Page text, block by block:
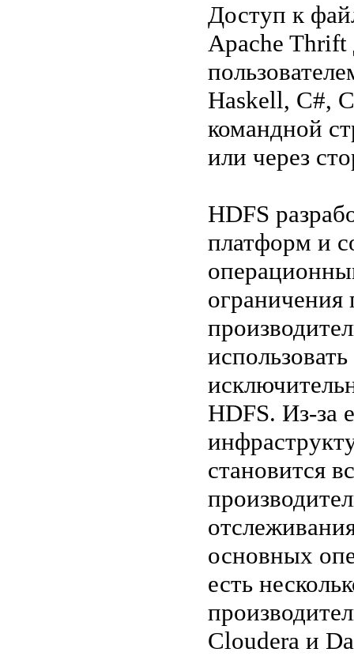
Доступ к
Apache Thrift
Haskell, C#,
командной
или через
HDFS
платформ и
ограничения
HDFS. Из-за
становится
основных
есть
Cloudera и